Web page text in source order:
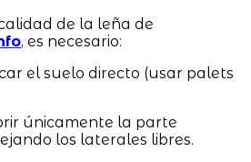
de la leña de
, es necesario:
el suelo directo (usar palets
únicamente la parte
los laterales libres.